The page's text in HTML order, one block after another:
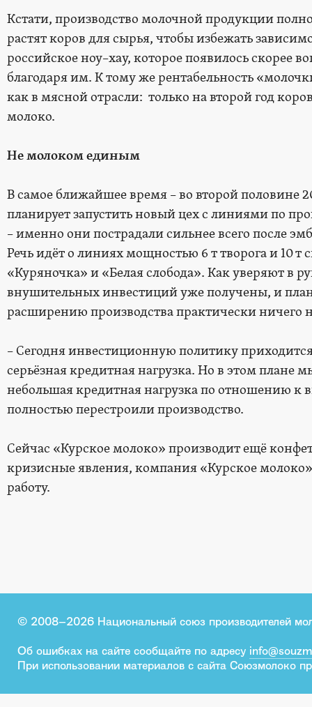
Кстати, производство молочной продукции
растят коров для сырья, чтобы избежать
российское ноу–хау, которое появилось скорее
благодаря им. К тому же рентабельность
как в мясной отрасли: только на второй год
молоко.
Не молоком единым
В самое ближайшее время – во второй половине
планирует запустить новый цех с линиями по
– именно они пострадали сильнее всего после
Речь идёт о линиях мощностью 6 т творога и 10 т
«Куряночка» и «Белая слобода». Как уверяют в
внушительных инвестиций уже получены, и
расширению производства практически ничего
– Сегодня инвестиционную политику
серьёзная кредитная нагрузка. Но в этом плане
небольшая кредитная нагрузка по отношению
полностью перестроили производство.
Сейчас «Курское молоко» производит ещё
кризисные явления, компания «Курское
работу.
© 2008–2026 Национальный союз производителей
Об ошибках на сайте сообщайте по адресу
При использовании материалов с сайта Союзмолоко